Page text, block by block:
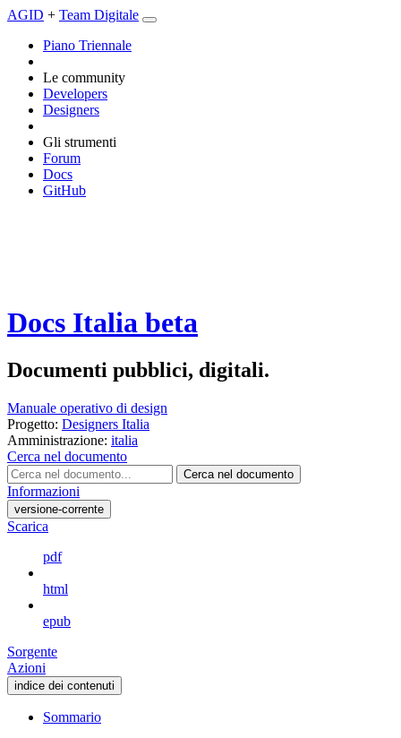
AGID + Team Digitale
Piano Triennale
Le community
Developers
Designers
Gli strumenti
Forum
Docs
GitHub
Docs Italia beta
Documenti pubblici, digitali.
Manuale operativo di design
Progetto: Designers Italia
Amministrazione: italia
Cerca nel documento
Cerca nel documento
Informazioni
versione-corrente
Scarica
pdf
html
epub
Sorgente
Azioni
indice dei contenuti
Sommario